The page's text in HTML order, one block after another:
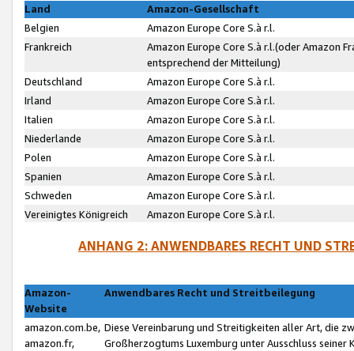
Land
Amazon-Gesellschaft
Belgien
Amazon Europe Core S.à r.l.
Frankreich
Amazon Europe Core S.à r.l.(oder Amazon
entsprechend der Mitteilung)
Deutschland
Amazon Europe Core S.à r.l.
Irland
Amazon Europe Core S.à r.l.
Italien
Amazon Europe Core S.à r.l.
Niederlande
Amazon Europe Core S.à r.l.
Polen
Amazon Europe Core S.à r.l.
Spanien
Amazon Europe Core S.à r.l.
Schweden
Amazon Europe Core S.à r.l.
Vereinigtes Königreich
Amazon Europe Core S.à r.l.
ANHANG 2: ANWENDBARES RECHT UND
Amazon-
Website
Anwendbares Recht und Streitbeilegung
amazon.com.be,
amazon.fr,
Diese Vereinbarung und Streitigkeiten aller Art, die
Großherzogtums Luxemburg unter Ausschluss